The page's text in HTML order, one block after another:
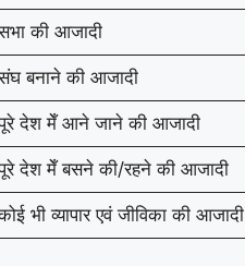
की आजादी
बनाने की आजादी
देश मेँ आने जाने की आजादी
देश मेँ बसने की/रहने की आजादी
भी व्यापार एवं जीविका की आजादी